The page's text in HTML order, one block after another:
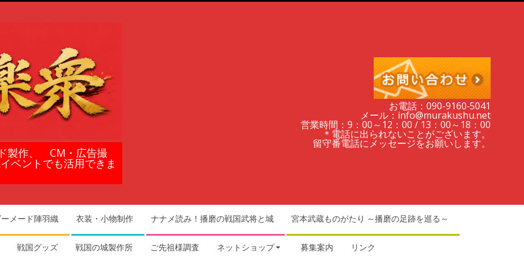
製作、 CM・広告撮
ベントでも活用できま
お電話：090-9160‐5041
メール：info@murakushu.net
営業時間：9：00～12：00 / 13：00～18：00
＊電話に出られないことがございます。
留守番電話にメッセージをお願いします。
メード陣羽織 衣装・小物制作 ナナメ読み！播磨の戦国武将と城 宮本武蔵ものがたり ～播磨の足跡を巡る～
戦国グッズ 戦国の城製作所 ご先祖様調査 ネットショップ 募集案内 リンク